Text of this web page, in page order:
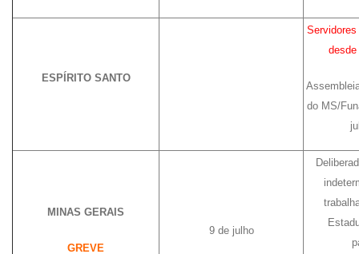
ESPÍRITO SANTO
do MS/
MINAS GERAIS
GREVE
9 de julho